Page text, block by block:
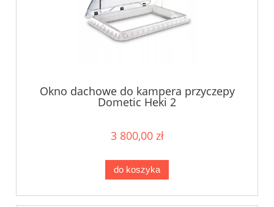
Okno dachowe do kampera przyczepy
Dometic Heki 2
3 800,00 zł
do koszyka